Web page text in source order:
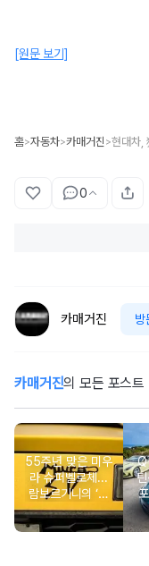
[원문 보기]
홈>자동차>카매거진 >현대차,
0
카매거진 방
카매거진의 모든 포스트
55주년 맞은 미우
라 슈퍼벨로체...
람보르기니의 ‘초
경량 유산’
Q